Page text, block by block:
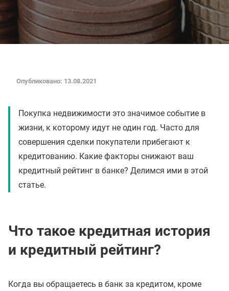
Опубликовано: 13.08.2021
Покупка недвижимости это значимое событие в
жизни, к которому идут не один год. Часто для
совершения сделки покупатели прибегают к
кредитованию. Какие факторы снижают ваш
кредитный рейтинг в банке? Делимся ими в этой
статье.
Что такое кредитная история
и кредитный рейтинг?
Когда вы обращаетесь в банк за кредитом, кроме